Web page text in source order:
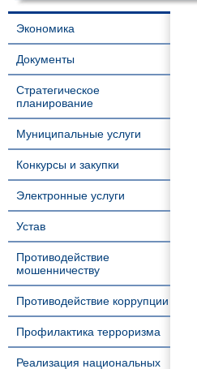
Экономика
Документы
Стратегическое
планирование
Муниципальные услуги
Конкурсы и закупки
Электронные услуги
Устав
Противодействие
мошенничеству
Противодействие коррупции
Профилактика терроризма
Реализация национальных